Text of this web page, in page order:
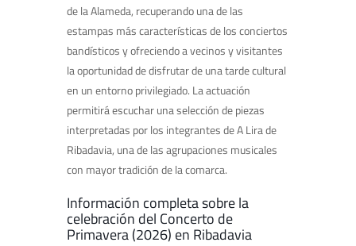
de la Alameda, recuperando una de las
estampas más características de los conciertos
bandísticos y ofreciendo a vecinos y visitantes
la oportunidad de disfrutar de una tarde cultural
en un entorno privilegiado. La actuación
permitirá escuchar una selección de piezas
interpretadas por los integrantes de A Lira de
Ribadavia, una de las agrupaciones musicales
con mayor tradición de la comarca.
Información completa sobre la
celebración del Concerto de
Primavera (2026) en Ribadavia